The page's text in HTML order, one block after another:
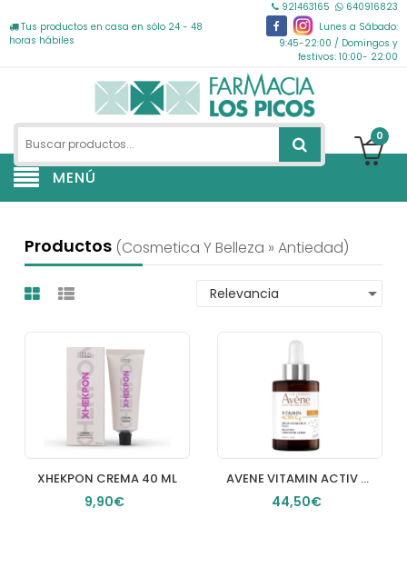
Tus productos en casa en sólo 24 - 48
horas hábiles
921463165
640916823
Lunes a Sábado:
9:45-22:00 / Domingos y
festivos: 10:00- 22:00
0
MENÚ
Productos (cosmetica Y Belleza » Antiedad)
XHEKPON CREMA 40 ML
9,90€
AVENE VITAMIN ACTIV CG SERUM LUMINOSIDAD CORRECTOR 1 ENVASE 30 ML
44,50€